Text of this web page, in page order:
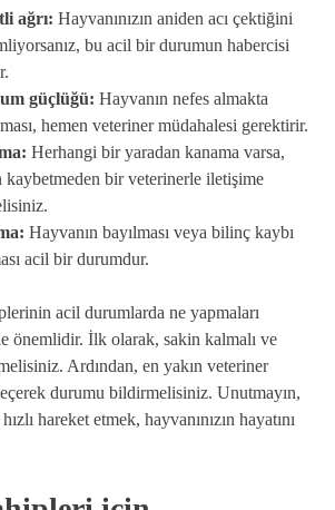
ağrı: Hayvanınızın aniden acı çektiğini
bu acil bir durumun habercisi
güçlüğü: Hayvanın nefes almakta
hemen veteriner müdahalesi gerektirir.
Herhangi bir yaradan kanama varsa,
kaybetmeden bir veterinerle iletişime
Hayvanın bayılması veya bilinç kaybı
acil bir durumdur.
acil durumlarda ne yapmaları
önemlidir. İlk olarak, sakin kalmalı ve
Ardından, en yakın veteriner
durumu bildirmelisiniz. Unutmayın,
hareket etmek, hayvanınızın hayatını